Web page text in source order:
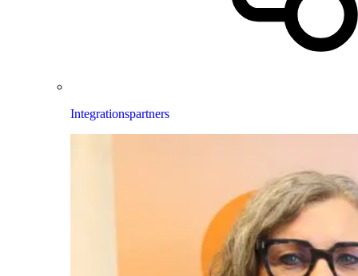
Integrationspartners